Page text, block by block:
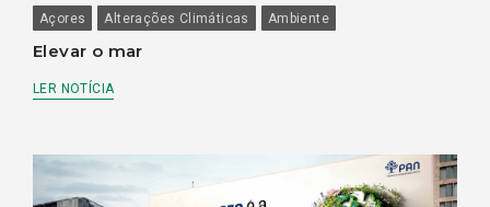
Açores Alterações Climáticas Ambiente
Elevar o mar
LER NOTÍCIA